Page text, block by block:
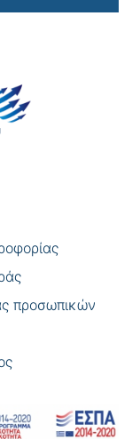
προσωπικών